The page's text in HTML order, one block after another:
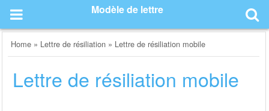
content
Modèle de lettre
Home » Lettre de résiliation » Lettre de résiliation mobile
Lettre de résiliation mobile